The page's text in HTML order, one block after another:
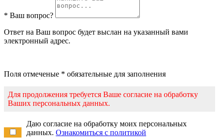
* Ваш вопрос?
Ответ на Ваш вопрос будет выслан на указанный вами
электронный адрес.
Поля отмеченые * обязательные для заполнения
Для продолжения требуется Ваше согласие на обработку
Ваших персональных данных.
Даю согласие на обработку моих персональных
данных. Ознакомиться с политикой